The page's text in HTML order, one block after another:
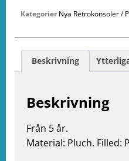
Kategorier Nya Retrokonsoler /
Beskrivning
Beskrivning
Från 5 år.
Material: Pluch. Filled: